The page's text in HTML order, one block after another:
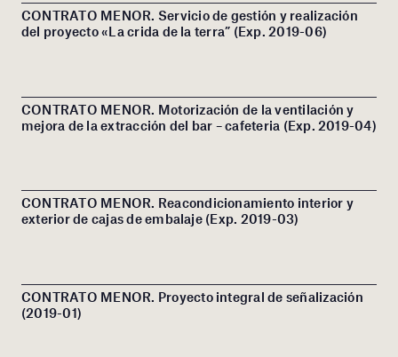
CONTRATO MENOR. Servicio de gestión y realización
del proyecto «La crida de la terra” (Exp. 2019-06)
CONTRATO MENOR. Motorización de la ventilación y
mejora de la extracción del bar – cafeteria (Exp. 2019-04)
CONTRATO MENOR. Reacondicionamiento interior y
exterior de cajas de embalaje (Exp. 2019-03)
CONTRATO MENOR. Proyecto integral de señalización
(2019-01)